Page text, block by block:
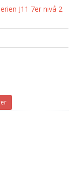
J11 7er nivå 2